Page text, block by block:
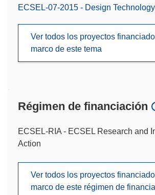
ECSEL-07-2015 - Design Technology
Ver todos los proyectos
marco de este tema
Régimen de financiación
ECSEL-RIA - ECSEL Research and
Action
Ver todos los proyectos
marco de este régimen de